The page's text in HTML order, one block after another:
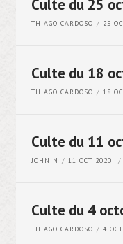
Culte du 25
THIAGO CARDOSO 25
Culte du 18
THIAGO CARDOSO 18
Culte du 11
JOHN N 11 OCT 2020
Culte du 4
THIAGO CARDOSO 4